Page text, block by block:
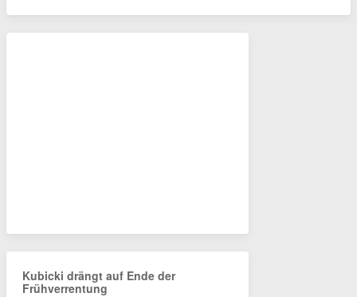
Kubicki drängt auf Ende der
Frühverrentung